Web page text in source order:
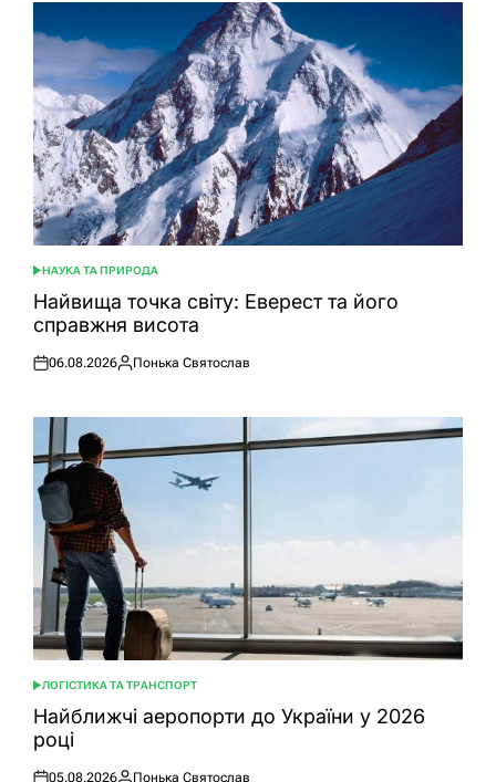
ОПУБЛІКУВАТИ
У
НАУКА ТА ПРИРОДА
Найвища точка світу: Еверест та його
справжня висота
Оприлюднено
06.08.2026
Опубліковано
Понька Святослав
ОПУБЛІКУВАТИ
У
ЛОГІСТИКА ТА ТРАНСПОРТ
Найближчі аеропорти до України у 2026
році
05.08.2026 Понька Святослав